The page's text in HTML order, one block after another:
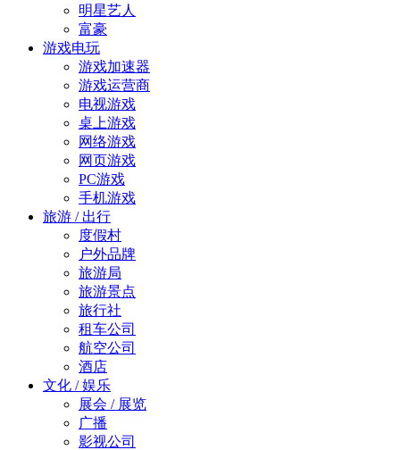
明星艺人
富豪
游戏电玩
游戏加速器
游戏运营商
电视游戏
桌上游戏
网络游戏
网页游戏
PC游戏
手机游戏
旅游 / 出行
度假村
户外品牌
旅游局
旅游景点
旅行社
租车公司
航空公司
酒店
文化 / 娱乐
展会 / 展览
广播
影视公司